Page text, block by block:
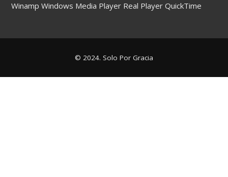
Winamp Windows Media Player Real Player QuickTime
© 2024. Solo Por Gracia